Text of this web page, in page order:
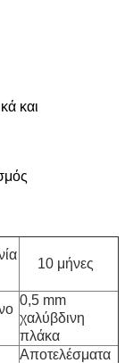
και
10 μήνες
0,5 mm
χαλύβδινη
πλάκα
Αποτελέσματα